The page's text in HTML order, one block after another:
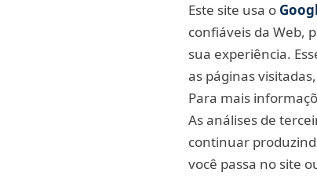
Este site usa o
confiáveis da Web,
sua experiência.
as páginas
Para mais
As análises de
continuar
você passa no site